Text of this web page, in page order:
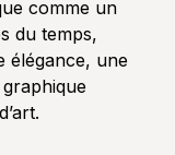
comme un
du temps,
élégance, une